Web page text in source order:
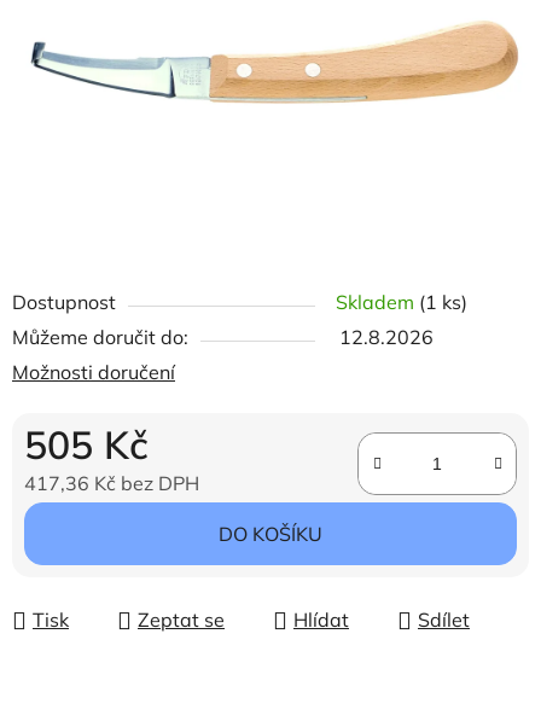
Dostupnost Skladem (1 ks)
Můžeme doručit do:
12.8.2026
Možnosti doručení
505 Kč
417,36 Kč bez DPH
Měrná cena:
DO KOŠÍKU
Tisk Zeptat se Hlídat Sdílet
hvězdiček.